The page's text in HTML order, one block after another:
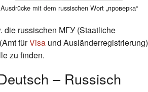
Ausdrücke mit dem russischen Wort „проверка“
die russischen МГУ (Staatliche
fürVisa und Ausländerregistrierung)
zu finden.
– Russisch